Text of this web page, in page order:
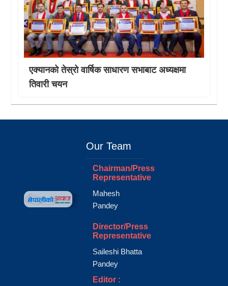
एक्यानको तेस्रो वार्षिक साधारण सभाबाट अध्यक्षमा
तिवारी चयन
Our Team
Chairman/Press
Representative
Mahesh
Pandey
Director/Press
Representative
Saileshi Bhatta
Pandey
Editor :